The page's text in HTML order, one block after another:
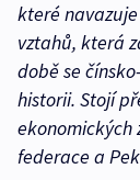
které
vztahů, která
době se
historii. Stojí
ekonomických
federace a